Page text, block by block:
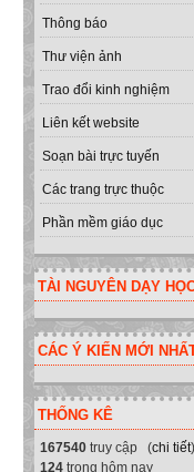
Thông báo
Thư viện ảnh
Trao đổi kinh nghiệm
Liên kết website
Soạn bài trực tuyến
Các trang trực thuộc
Phần mềm giáo dục
TÀI NGUYÊN DẠY
CÁC Ý KIẾN MỚI
THỐNG KÊ
167540 truy cập (chi tiết)
124 trong hôm nay